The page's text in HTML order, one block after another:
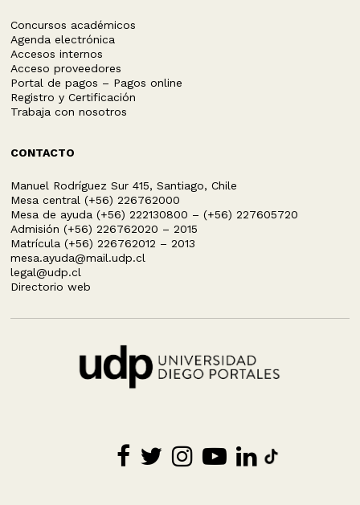
Concursos académicos
Agenda electrónica
Accesos internos
Acceso proveedores
Portal de pagos – Pagos online
Registro y Certificación
Trabaja con nosotros
CONTACTO
Manuel Rodríguez Sur 415, Santiago, Chile
Mesa central (+56) 226762000
Mesa de ayuda (+56) 222130800 – (+56) 227605720
Admisión (+56) 226762020 – 2015
Matrícula (+56) 226762012 – 2013
mesa.ayuda@mail.udp.cl
legal@udp.cl
Directorio web